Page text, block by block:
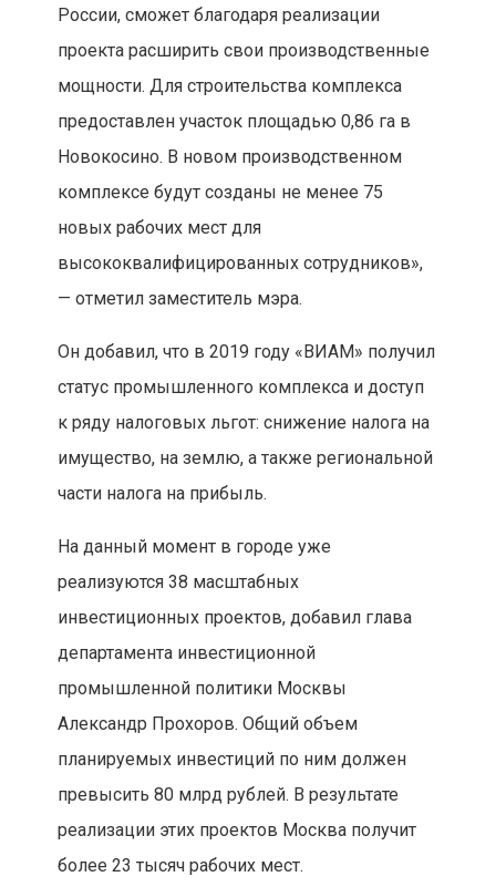
России, сможет благодаря реализации
проекта расширить свои производственные
мощности. Для строительства комплекса
предоставлен участок площадью 0,86 га в
Новокосино. В новом производственном
комплексе будут созданы не менее 75
новых рабочих мест для
высококвалифицированных сотрудников»,
— отметил заместитель мэра.
Он добавил, что в 2019 году «ВИАМ» получил
статус промышленного комплекса и доступ
к ряду налоговых льгот: снижение налога на
имущество, на землю, а также региональной
части налога на прибыль.
На данный момент в городе уже
реализуются 38 масштабных
инвестиционных проектов, добавил глава
департамента инвестиционной
промышленной политики Москвы
Александр Прохоров. Общий объем
планируемых инвестиций по ним должен
превысить 80 млрд рублей. В результате
реализации этих проектов Москва получит
более 23 тысяч рабочих мест.